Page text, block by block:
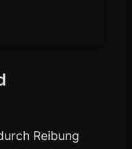
Reibung